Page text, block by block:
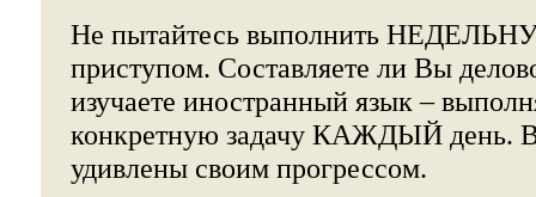
Не пытайтесь выполнить
приступом. Составляете ли Вы
изучаете иностранный язык –
конкретную задачу КАЖДЫЙ день.
удивлены своим прогрессом.